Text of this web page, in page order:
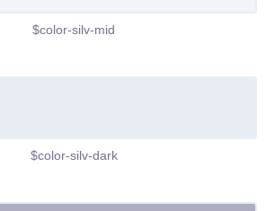
$color-silv-mid
$color-silv-dark